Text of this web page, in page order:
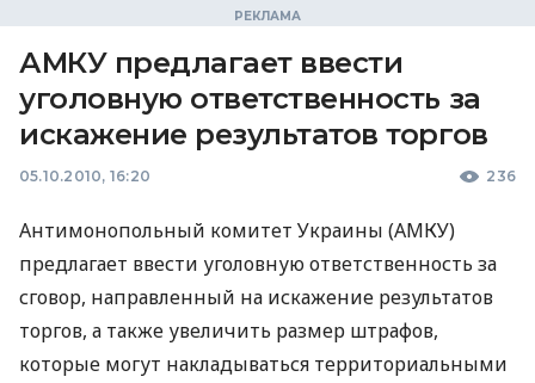
АМКУ предлагает ввести
уголовную ответственность за
искажение результатов торгов
05.10.2010, 16:20 236
Антимонопольный комитет Украины (АМКУ)
предлагает ввести уголовную ответственность за
сговор, направленный на искажение результатов
торгов, а также увеличить размер штрафов,
которые могут накладываться территориальными